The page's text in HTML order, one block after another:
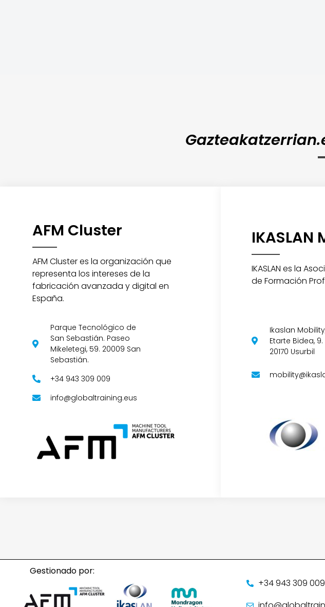
AFM Cluster
AFM Cluster es la organización que
representa los intereses de la
fabricación avanzada y digital en
España.
Parque Tecnológico de
San Sebastián. Paseo
Mikeletegi, 59. 20009 San
Sebastián.
+34 943 309 009
info@globaltraining.eus
IKASLAN
IKASLAN es la
de Formación
Ikaslan
Etarte Bidea, 9.
20170 Usurbil
Gestionado por:
+34 943 309 009